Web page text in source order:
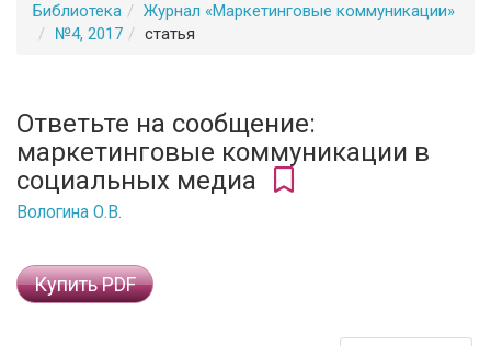
Библиотека
Журнал «Маркетинговые коммуникации»
№4, 2017
статья
Ответьте на сообщение:
маркетинговые коммуникации в
социальных медиа
Вологина О.В.
Купить PDF